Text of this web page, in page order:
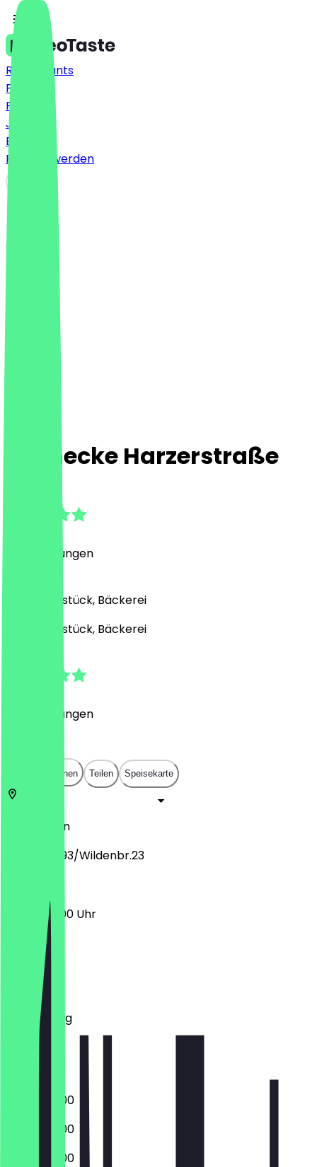
Restaurants
Preise
FAQ
Jobs
Blog
Partner werden
Steinecke Harzerstraße
Bewertungen
Café, Frühstück, Bäckerei
Café, Frühstück, Bäckerei
Bewertungen
In App öffnen Teilen Speisekarte
Berlin
Harzerstr.93/Wildenbr.23
06:30 - 12:00 Uhr
Montag
Dienstag
Mittwoch
Donnerstag
Freitag
Samstag
05:30 - 18:00
05:30 - 18:00
05:30 - 18:00